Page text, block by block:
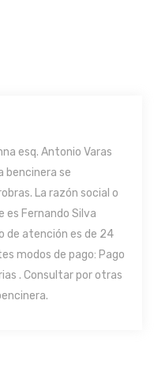
esq. Antonio Varas
bencinera se
La razón social o
es Fernando Silva
de atención es de 24
modos de pago: Pago
. Consultar por otras